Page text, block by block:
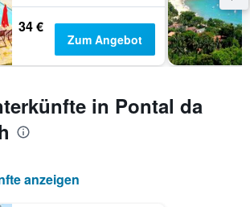
34 €
Zum Angebot
in Pontal da
anzeigen